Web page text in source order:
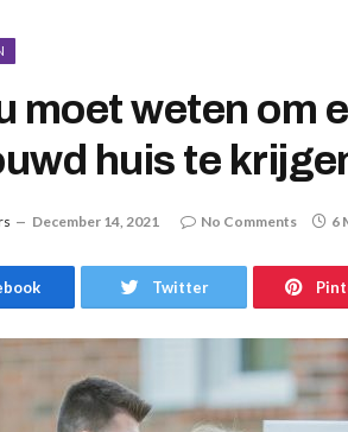
moet weten om
huis te
December 14, 2021 No Comments 6
Twitter